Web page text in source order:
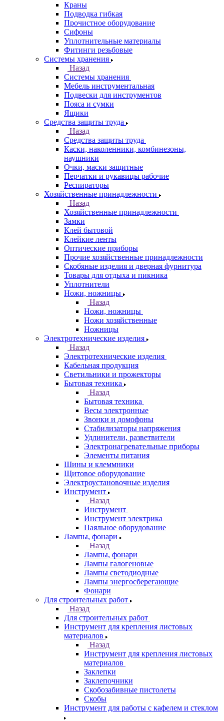
Краны
Подводка гибкая
Прочистное оборудование
Сифоны
Уплотнительные материалы
Фитинги резьбовые
Системы хранения
Назад
Системы хранения
Мебель инструментальная
Подвески для инструментов
Пояса и сумки
Ящики
Средства защиты труда
Назад
Средства защиты труда
Каски, наколенники, комбинезоны,
наушники
Очки, маски защитные
Перчатки и рукавицы рабочие
Респираторы
Хозяйственные принадлежности
Назад
Хозяйственные принадлежности
Замки
Клей бытовой
Клейкие ленты
Оптические приборы
Прочие хозяйственные принадлежности
Скобяные изделия и дверная фурнитура
Товары для отдыха и пикника
Уплотнители
Ножи, ножницы
Назад
Ножи, ножницы
Ножи хозяйственные
Ножницы
Электротехнические изделия
Назад
Электротехнические изделия
Кабельная продукция
Светильники и прожекторы
Бытовая техника
Назад
Бытовая техника
Весы электронные
Звонки и домофоны
Стабилизаторы напряжения
Удлинители, разветвители
Электронагревательные приборы
Элементы питания
Шины и клеммники
Щитовое оборудование
Электроустановочные изделия
Инструмент
Назад
Инструмент
Инструмент электрика
Паяльное оборудование
Лампы, фонари
Назад
Лампы, фонари
Лампы галогеновые
Лампы светодиодные
Лампы энергосберегающие
Фонари
Для строительных работ
Назад
Для строительных работ
Инструмент для крепления листовых
материалов
Назад
Инструмент для крепления листовых
материалов
Заклепки
Заклепочники
Скобозабивные пистолеты
Скобы
Инструмент для работы с кафелем и стеклом